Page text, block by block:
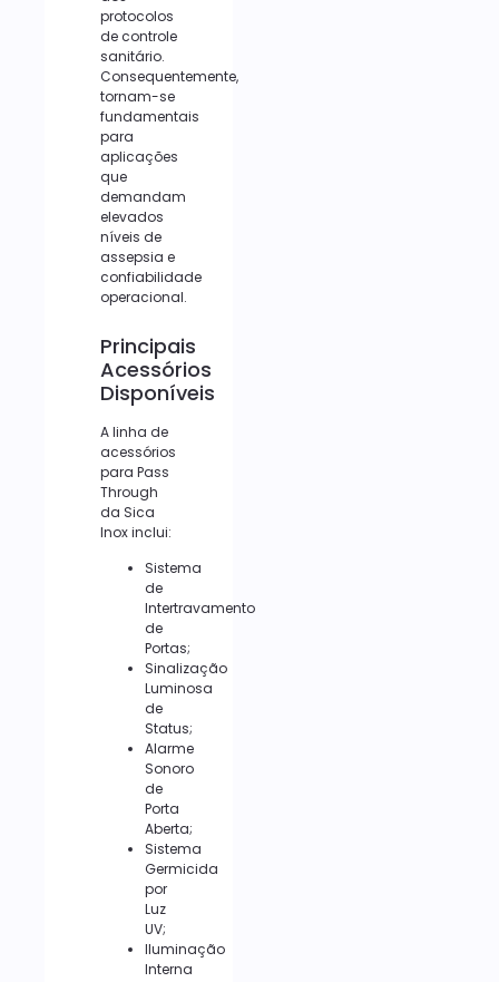
protocolos
de controle
sanitário.
Consequentemente,
tornam-se
fundamentais
para
aplicações
que
demandam
elevados
níveis de
assepsia e
confiabilidade
operacional.
Principais
Acessórios
Disponíveis
A linha de
acessórios
para Pass
Through
da Sica
Inox inclui:
Sistema
de
Intertravamento
de
Portas;
Sinalização
Luminosa
de
Status;
Alarme
Sonoro
de
Porta
Aberta;
Sistema
Germicida
por
Luz
UV;
Iluminação
Interna